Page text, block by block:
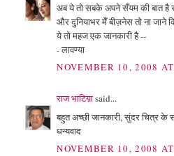
अब ये तो सबके अपने सँयम की बात है
और दुनियाभर मेँ बीज़नेस तो ना जाने
ये तो महज एक जानकारी है --
- लावण्या
NOVEMBER 10, 2008
राज भाटिय़ाsaid...
बहुत अच्छी जानकारी, सुंदर चित्र के
धन्यवाद
NOVEMBER 10, 2008